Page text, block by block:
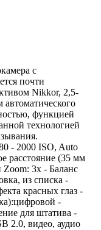
с
почти
Nikkor, 2,5-
функцией
технологией
- 2000 ISO, Auto
расстояние (35 мм
3x - Баланс
из списка -
красных глаз -
-
для штатива -
2.0, видео, аудио